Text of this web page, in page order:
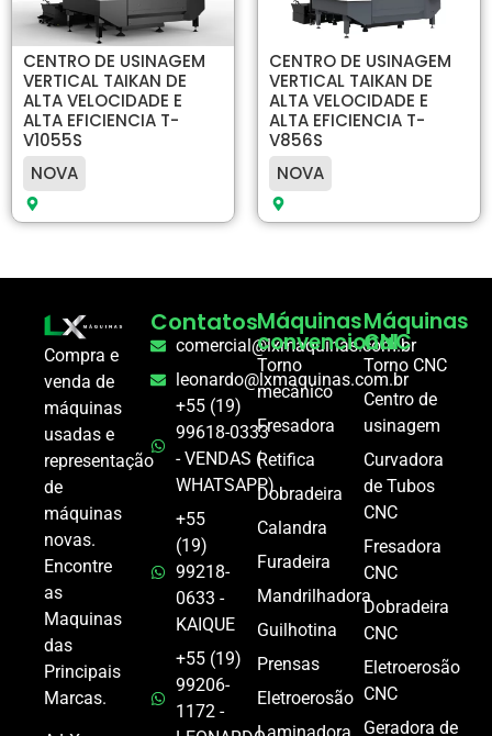
CENTRO DE USINAGEM
VERTICAL TAIKAN DE
ALTA VELOCIDADE E
ALTA EFICIENCIA T-
V1055S
NOVA
CENTRO DE USINAGEM
VERTICAL TAIKAN DE
ALTA VELOCIDADE E
ALTA EFICIENCIA T-
V856S
NOVA
Compra e
venda de
máquinas
usadas e
representação
de
máquinas
novas.
Encontre
as
Maquinas
das
Principais
Marcas.
Contatos
comercial@lxmaquinas.com.br
leonardo@lxmaquinas.com.br
+55 (19)
99618-0333
- VENDAS (
WHATSAPP)
+55
(19)
99218-
0633 -
KAIQUE
+55 (19)
99206-
1172 -
Máquinas
convencional
Torno
mecânico
Fresadora
Retifica
Dobradeira
Calandra
Furadeira
Mandrilhadora
Guilhotina
Prensas
Eletroerosão
Máquinas
CNC
Torno CNC
Centro de
usinagem
Curvadora
de Tubos
CNC
Fresadora
CNC
Dobradeira
CNC
Eletroerosão
CNC
Geradora de